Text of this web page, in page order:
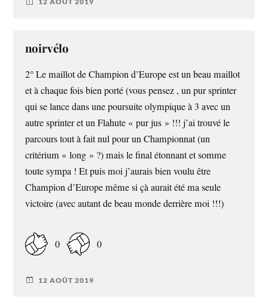
noirvélo
2° Le maillot de Champion d’Europe est un beau maillot
et à chaque fois bien porté (vous pensez , un pur sprinter
qui se lance dans une poursuite olympique à 3 avec un
autre sprinter et un Flahute « pur jus » !!! j’ai trouvé le
parcours tout à fait nul pour un Championnat (un
critérium « long » ?) mais le final étonnant et somme
toute sympa ! Et puis moi j’aurais bien voulu être
Champion d’Europe même si çà aurait été ma seule
victoire (avec autant de beau monde derrière moi !!!)
0 0
12 AOÛT 2019